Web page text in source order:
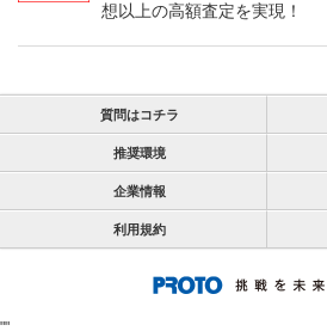
想以上の高額査定を実現！
質問はコチラ
推奨環境
企業情報
利用規約
""